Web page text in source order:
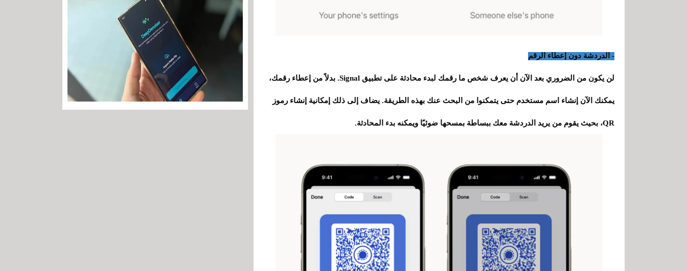
- الدردشة دون إعطاء الرقم
لن يكون من الضروري بعد الآن أن يعرف شخص ما رقمك لبدء محادثة على تطبيق Signal. بدلاً من إعطاء رقمك،
يمكنك الآن إنشاء اسم مستخدم حتى يتمكنوا من البحث عنك بهذه الطريقة. يضاف إلى ذلك إمكانية إنشاء رموز
QR، بحيث يقوم من يريد الدردشة معك ببساطة بمسحها ضوئيًا ويمكنه بدء المحادثة.